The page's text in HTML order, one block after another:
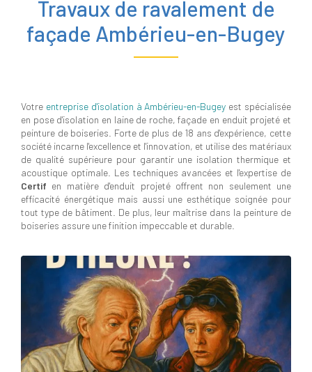
Travaux de ravalement de
façade Ambérieu-en-Bugey
Votre entreprise d'isolation à Ambérieu-en-Bugey est spécialisée
en pose d'isolation en laine de roche, façade en enduit projeté et
peinture de boiseries. Forte de plus de 18 ans d'expérience, cette
société incarne l'excellence et l'innovation, et utilise des matériaux
de qualité supérieure pour garantir une isolation thermique et
acoustique optimale. Les techniques avancées et l'expertise de
Certif en matière d'enduit projeté offrent non seulement une
efficacité énergétique mais aussi une esthétique soignée pour
tout type de bâtiment. De plus, leur maîtrise dans la peinture de
boiseries assure une finition impeccable et durable.